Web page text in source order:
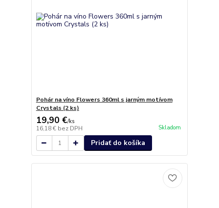
Pohár na víno Flowers 360ml s jarným motívom
Crystals (2 ks)
19,90 €/ks
16,18 € bez DPH Skladom
Pridať do košíka